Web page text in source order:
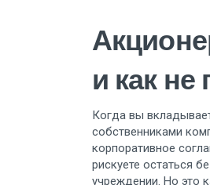
и как
Когда вы
собственниками
корпоративное
рискуете остаться
учреждении. Но это